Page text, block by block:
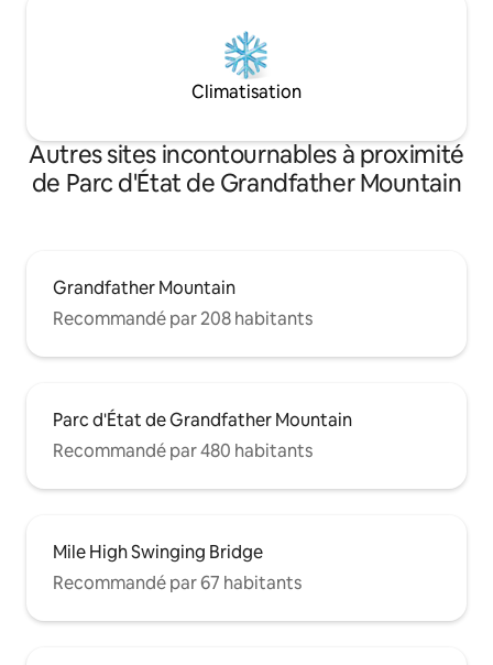
Climatisation
Autres sites incontournables à proximité
de Parc d'État de Grandfather Mountain
Grandfather Mountain
Recommandé par 208 habitants
Parc d'État de Grandfather Mountain
Recommandé par 480 habitants
Mile High Swinging Bridge
Recommandé par 67 habitants